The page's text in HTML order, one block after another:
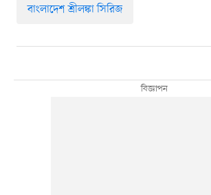
বাংলাদেশ শ্রীলঙ্কা সিরিজ